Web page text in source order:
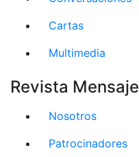
Cartas
Multimedia
Revista Mensaje
Nosotros
Patrocinadores